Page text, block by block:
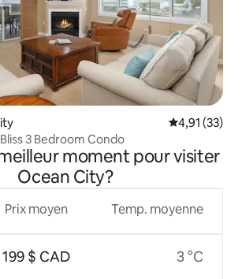
Note
4,91 (33)
3 Bedroom Condo
moment pour visiter
Ocean City?
Prix moyen
199 $ CAD
Temp. moyenne
3 °C